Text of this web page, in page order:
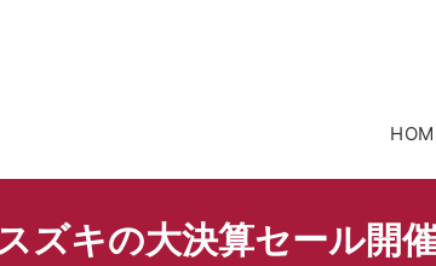
ズキの大決算セール開催